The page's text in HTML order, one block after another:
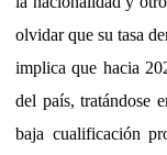
olvidar que su tasa
implica que hacia
del país, tratándose
baja cualificación